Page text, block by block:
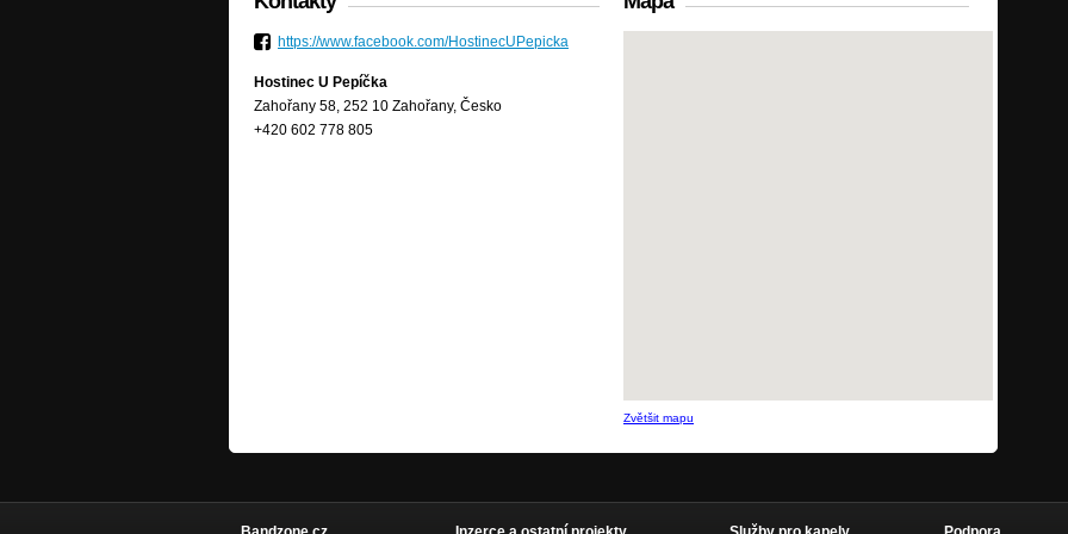
https://www.facebook.com/HostinecUPepicka
Hostinec U Pepíčka
Zahořany 58, 252 10 Zahořany, Česko
+420 602 778 805
Zvětšit mapu